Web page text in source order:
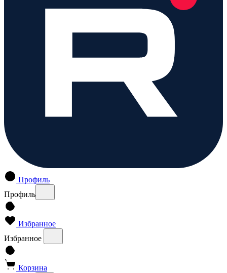
Профиль
Профиль
Избранное
Избранное
Корзина